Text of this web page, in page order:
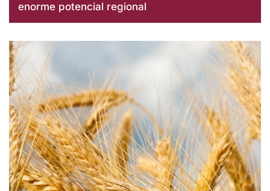
enorme potencial regional